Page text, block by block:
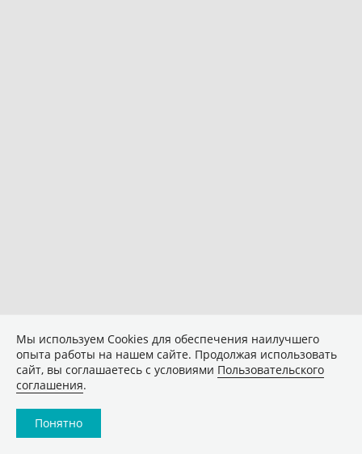
Мы используем Сookies для обеспечения наилучшего
опыта работы на нашем сайте. Продолжая использовать
сайт, вы соглашаетесь с условиями Пользовательского
соглашения.
Понятно